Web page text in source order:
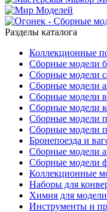
Разделы каталога
Коллекционные
Сборные модели
Сборные модели
Сборные модели
Сборные модели
Сборные модели
Сборные модели
Сборные модели
Бронепоезда и
Сборные модели
Сборные модели
Коллекционные
Наборы для
Химия для
Инструменты и